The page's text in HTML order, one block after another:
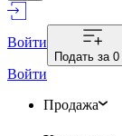
Войти
Подать за 0
Войти
Продажа